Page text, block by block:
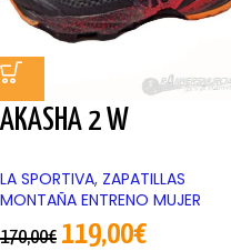
AKASHA 2 W
LA SPORTIVA, ZAPATILLAS
MONTAÑA ENTRENO MUJER
170,00€ 119,00€